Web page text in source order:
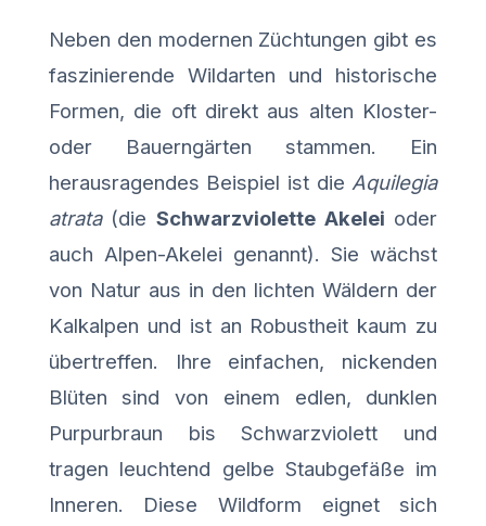
Neben den modernen Züchtungen gibt es
faszinierende Wildarten und historische
Formen, die oft direkt aus alten Kloster-
oder Bauerngärten stammen. Ein
herausragendes Beispiel ist die Aquilegia
atrata(die Schwarzviolette Akelei oder
auch Alpen-Akelei genannt). Sie wächst
von Natur aus in den lichten Wäldern der
Kalkalpen und ist an Robustheit kaum zu
übertreffen. Ihre einfachen, nickenden
Blüten sind von einem edlen, dunklen
Purpurbraun bis Schwarzviolett und
tragen leuchtend gelbe Staubgefäße im
Inneren. Diese Wildform eignet sich